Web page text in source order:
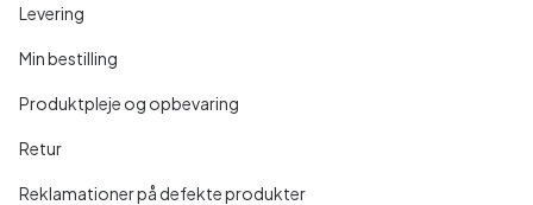
Levering
Min bestilling
Produktpleje og opbevaring
Retur
Reklamationer på defekte produkter